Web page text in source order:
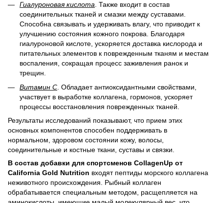
Гиалуроновая кислота . Также входит в состав
соединительных тканей и смазки между суставами.
Способна связывать и удерживать влагу, что приводит к
улучшению состояния кожного покрова. Благодаря
гиалуроновой кислоте, ускоряется доставка кислорода и
питательных элементов к поврежденным тканям и местам
воспаления, сокращая процесс заживления ранок и
трещин.
Витамин С . Обладает антиоксидантными свойствами,
участвует в выработке коллагена, гормонов, ускоряет
процессы восстановления поврежденных тканей.
Результаты исследований показывают, что прием этих
основных компонентов способен поддерживать в
нормальном, здоровом состоянии кожу, волосы,
соединительные и костные ткани, суставы и связки.
В состав добавки для спортсменов CollagenUр от
California Gold Nutrition входят пептиды морского коллагена
неживотного происхождения. Рыбный коллаген
обрабатывается специальным методом, расщепляется на